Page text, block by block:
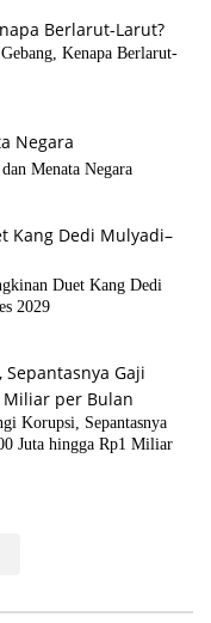
Kenapa Berlarut-
Menata Negara
Duet Kang Dedi
2029
Korupsi, Sepantasnya
Juta hingga Rp1 Miliar